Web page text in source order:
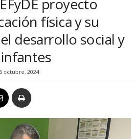
proyecto
física y su
desarrollo social y
octubre, 2024